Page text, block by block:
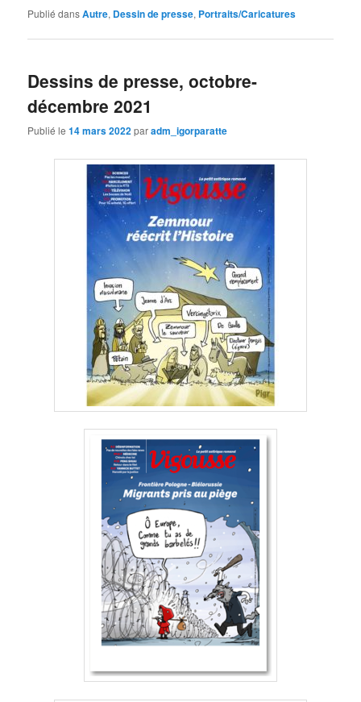
Publié dansAutre, Dessin de presse, Portraits/Caricatures
Dessins de presse, octobre-
décembre 2021
Publié le14 mars 2022paradm_igorparatte